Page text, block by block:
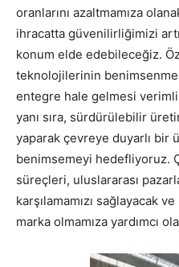
oranlarını azaltmamıza
ihracatta güvenilirliğimizi
konum elde edebileceğiz.
teknolojilerinin
entegre hale gelmesi
yanı sıra, sürdürülebilir
yaparak çevreye duyarlı bir
benimsemeyi hedefliyoruz.
süreçleri, uluslararası
karşılamamızı sağlayacak
marka olmamıza yardımcı